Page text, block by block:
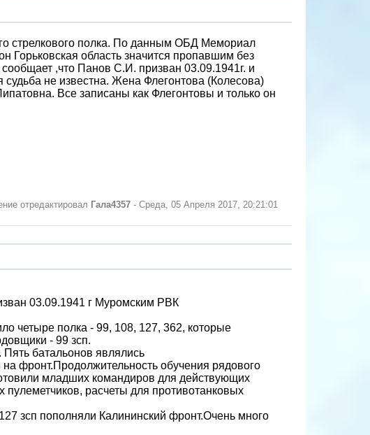
стрелкового полка. По данным ОБД Мемориал
область значится пропавшим без
,что Панов С.И. призван 03.09.1941г. и
не известна. Жена Флегонтова (Колесова)
Все записаны как Флегонтовы и только он
отредактировал Гала4357 - Среда, 05 Апреля 2017, 20:21:01
03.09.1941 г Муромским РВК
четыре полка - 99, 108, 127, 362, которые
- 99 зсп.
Пять батальонов являлись
фронт.Продолжительность обучения рядового
младших командиров для действующих
пулеметчиков, расчеты для противотанковых
зсп пополняли Калининский фронт.Очень много